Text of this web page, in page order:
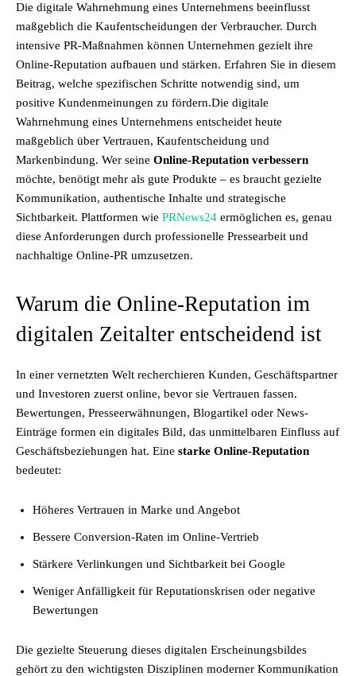
Die digitale Wahrnehmung eines Unternehmens beeinflusst
maßgeblich die Kaufentscheidungen der Verbraucher. Durch
intensive PR-Maßnahmen können Unternehmen gezielt ihre
Online-Reputation aufbauen und stärken. Erfahren Sie in diesem
Beitrag, welche spezifischen Schritte notwendig sind, um
positive Kundenmeinungen zu fördern.Die digitale
Wahrnehmung eines Unternehmens entscheidet heute
maßgeblich über Vertrauen, Kaufentscheidung und
Markenbindung. Wer seine Online-Reputation verbessern
möchte, benötigt mehr als gute Produkte – es braucht gezielte
Kommunikation, authentische Inhalte und strategische
Sichtbarkeit. Plattformen wie PRNews24 ermöglichen es, genau
diese Anforderungen durch professionelle Pressearbeit und
nachhaltige Online-PR umzusetzen.
Warum die Online-Reputation im
digitalen Zeitalter entscheidend ist
In einer vernetzten Welt recherchieren Kunden, Geschäftspartner
und Investoren zuerst online, bevor sie Vertrauen fassen.
Bewertungen, Presseerwähnungen, Blogartikel oder News-
Einträge formen ein digitales Bild, das unmittelbaren Einfluss auf
Geschäftsbeziehungen hat. Eine starke Online-Reputation
bedeutet:
Höheres Vertrauen in Marke und Angebot
Bessere Conversion-Raten im Online-Vertrieb
Stärkere Verlinkungen und Sichtbarkeit bei Google
Weniger Anfälligkeit für Reputationskrisen oder negative
Bewertungen
Die gezielte Steuerung dieses digitalen Erscheinungsbildes
gehört zu den wichtigsten Disziplinen moderner Kommunikation